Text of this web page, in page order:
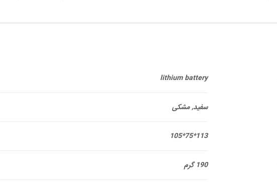
lithium battery
سفید, مشکی
113*75*105
190 گرم